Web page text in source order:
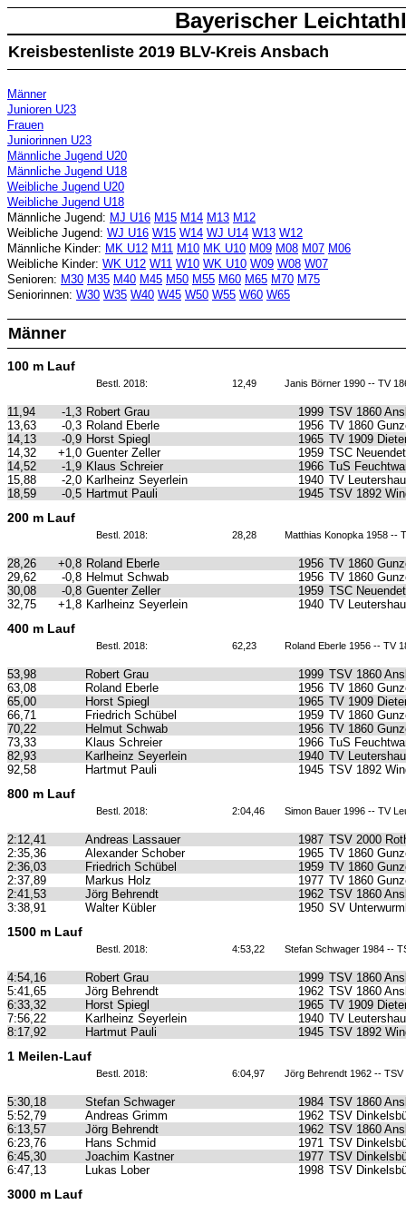
Bayerischer
Kreisbestenliste 2019 BLV-Kreis Ansbach
Männer
Junioren U23
Frauen
Juniorinnen U23
Männliche Jugend U20
Männliche Jugend U18
Weibliche Jugend U20
Weibliche Jugend U18
Männliche Jugend: MJ U16 M15 M14 M13 M12
Weibliche Jugend: WJ U16 W15 W14 WJ U14 W13 W12
Männliche Kinder: MK U12 M11 M10 MK U10 M09 M08 M07 M06
Weibliche Kinder: WK U12 W11 W10 WK U10 W09 W08 W07
Senioren: M30 M35 M40 M45 M50 M55 M60 M65 M70 M75
Seniorinnen: W30 W35 W40 W45 W50 W55 W60 W65
Männer
100 m Lauf
Bestl. 2018: 12,49 Janis Börner 1990 -- TV
11,94 -1,3 Robert Grau 1999 TSV 1860
13,63
-0,3 Roland Eberle 1956 TV 1860
14,13
-0,9 Horst Spiegl 1965 TV 1909
14,32
+1,0 Guenter Zeller 1959 TSC
14,52
-1,9 Klaus Schreier 1966 TuS
15,88
-2,0 Karlheinz Seyerlein 1940 TV
18,59
-0,5 Hartmut Pauli 1945 TSV 1892
200 m Lauf
Bestl. 2018: 28,28 Matthias Konopka 1958 --
28,26 +0,8 Roland Eberle 1956 TV 1860
29,62
-0,8 Helmut Schwab 1956 TV 1860
30,08
-0,8 Guenter Zeller 1959 TSC
32,75
+1,8 Karlheinz Seyerlein 1940 TV
400 m Lauf
Bestl. 2018: 62,23 Roland Eberle 1956 -- TV
53,98 Robert Grau 1999 TSV 1860
63,08
Roland Eberle 1956 TV 1860
65,00
Horst Spiegl 1965 TV 1909
66,71
Friedrich Schübel 1959 TV 1860
70,22
Helmut Schwab 1956 TV 1860
73,33
Klaus Schreier 1966 TuS
82,93
Karlheinz Seyerlein 1940 TV
92,58
Hartmut Pauli 1945 TSV 1892
800 m Lauf
Bestl. 2018: 2:04,46 Simon Bauer 1996 -- TV
2:12,41 Andreas Lassauer 1987 TSV 2000
2:35,36
Alexander Schober 1965 TV 1860
2:36,03
Friedrich Schübel 1959 TV 1860
2:37,89
Markus Holz 1977 TV 1860
2:41,53
Jörg Behrendt 1962 TSV 1860
3:38,91
Walter Kübler 1950 SV
1500 m Lauf
Bestl. 2018: 4:53,22 Stefan Schwager 1984 --
4:54,16 Robert Grau 1999 TSV 1860
5:41,65
Jörg Behrendt 1962 TSV 1860
6:33,32
Horst Spiegl 1965 TV 1909
7:56,22
Karlheinz Seyerlein 1940 TV
8:17,92
Hartmut Pauli 1945 TSV 1892
1 Meilen-Lauf
Bestl. 2018: 6:04,97 Jörg Behrendt 1962 -- TSV
5:30,18 Stefan Schwager 1984 TSV 1860
5:52,79
Andreas Grimm 1962 TSV
6:13,57
Jörg Behrendt 1962 TSV 1860
6:23,76
Hans Schmid 1971 TSV
6:45,30
Joachim Kastner 1977 TSV
6:47,13
Lukas Lober 1998 TSV
3000 m Lauf